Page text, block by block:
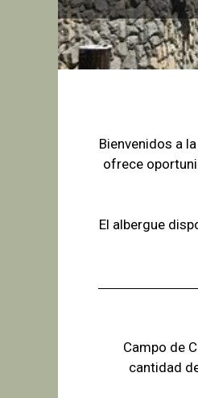
Bienvenidos a
ofrece
El albergue
Campo de
cantidad